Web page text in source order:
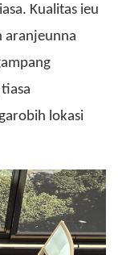
Kualitas ieu
aranjeunna
lokasi